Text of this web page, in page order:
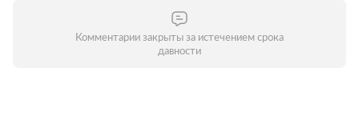
Комментарии закрыты за истечением срока
давности